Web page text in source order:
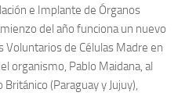
e Implante de Órganos
del año funciona un nuevo
Voluntarios de Células Madre en
organismo, Pablo Maidana, al
(Paraguay y Jujuy),